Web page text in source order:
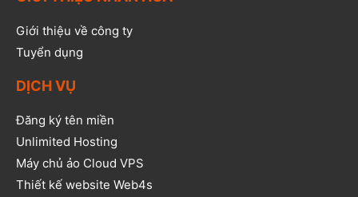
Giới thiệu về công ty
Tuyển dụng
DỊCH VỤ
Đăng ký tên miền
Unlimited Hosting
Máy chủ ảo Cloud VPS
Thiết kế website Web4s